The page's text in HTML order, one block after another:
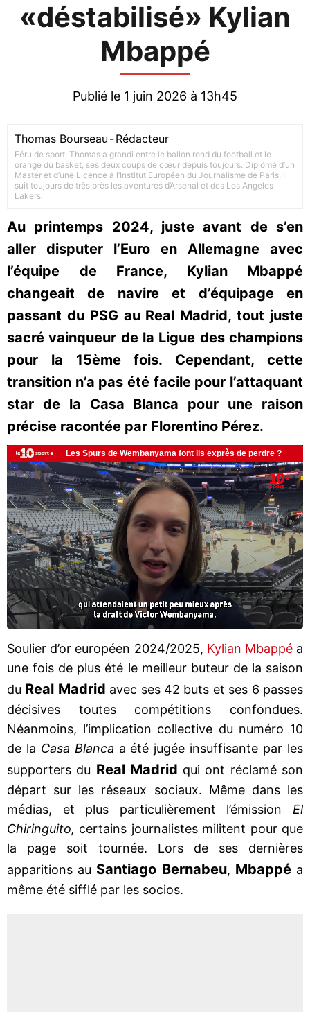
«déstabilisé» Kylian
Mbappé
Publié le 1 juin 2026 à 13h45
Thomas Bourseau -Rédacteur
Féru de sport, Thomas a grandi entre le ballon rond du football et le
orange du basket, ses deux coups de cœur depuis toujours. Diplômé d’un
Master et d’une Licence à l’Institut Européen du Journalisme de Paris, il
suit toujours de très près les aventures d’Arsenal et des Los Angeles
Lakers.
Au printemps 2024, juste avant de s’en
aller disputer l’Euro en Allemagne avec
l’équipe de France, Kylian Mbappé
changeait de navire et d’équipage en
passant du PSG au Real Madrid, tout juste
sacré vainqueur de la Ligue des champions
pour la 15ème fois. Cependant, cette
transition n’a pas été facile pour l’attaquant
star de la Casa Blanca pour une raison
précise racontée par Florentino Pérez.
Soulier d’or européen 2024/2025, Kylian Mbappéa
une fois de plus été le meilleur buteur de la saison
du Real Madrid avec ses 42 buts et ses 6 passes
décisives toutes compétitions confondues.
Néanmoins, l’implication collective du numéro 10
de la Casa Blanca a été jugée insuffisante par les
supporters du Real Madrid qui ont réclamé son
départ sur les réseaux sociaux. Même dans les
médias, et plus particulièrement l’émission El
Chiringuito, certains journalistes militent pour que
la page soit tournée. Lors de ses dernières
apparitions au Santiago Bernabeu, Mbappé a
même été sifflé par les socios.